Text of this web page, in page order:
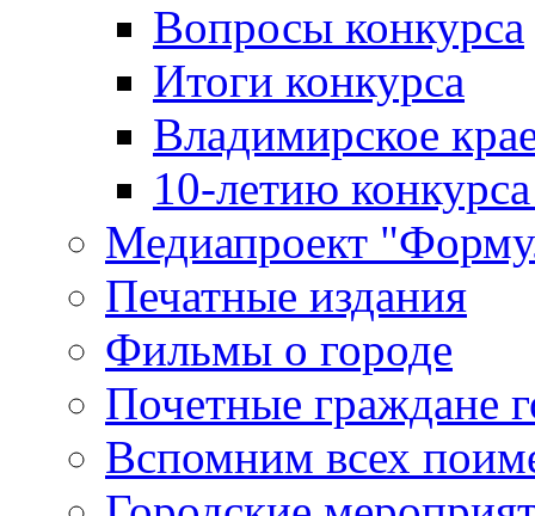
Вопросы конкурса
Итоги конкурса
Владимирское
10-летию
Медиапроект
Печатные издания
Фильмы о городе
Почетные граждане
Вспомним всех